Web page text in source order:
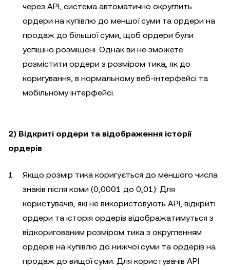
через API, система автоматично округлить
ордери на купівлю до меншої суми та ордери на
продаж до більшої суми, щоб ордери були
успішно розміщені. Однак ви не зможете
розмістити ордери з розміром тика, як до
коригування, в нормальному веб-інтерфейсі та
мобільному інтерфейсі.
2) Відкриті ордери та відображення історії
ордерів
Якщо розмір тика коригується до меншого числа
знаків після коми (0,0001 до 0,01): Для
користувачів, які не використовують API, відкриті
ордери та історія ордерів відображатимуться з
відкоригованим розміром тика з округленням
ордерів на купівлю до нижчої суми та ордерів на
продаж до вищої суми. Для користувачів API